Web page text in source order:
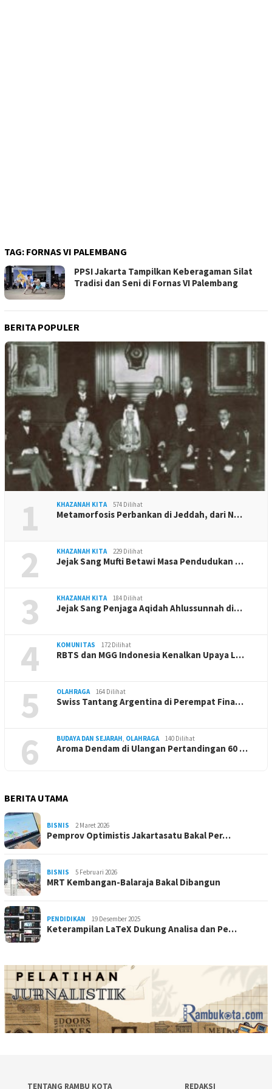
TAG: FORNAS VI PALEMBANG
PPSI Jakarta Tampilkan Keberagaman Silat
Tradisi dan Seni di Fornas VI Palembang
BERITA POPULER
1 KHAZANAH KITA 574 Dilihat
Metamorfosis Perbankan di Jeddah, dari N…
2 KHAZANAH KITA 229 Dilihat
Jejak Sang Mufti Betawi Masa Pendudukan …
3 KHAZANAH KITA 184 Dilihat
Jejak Sang Penjaga Aqidah Ahlussunnah di…
4 KOMUNITAS 172 Dilihat
RBTS dan MGG Indonesia Kenalkan Upaya L…
5 OLAHRAGA 164 Dilihat
Swiss Tantang Argentina di Perempat Fina…
6 BUDAYA DAN SEJARAH, OLAHRAGA 140 Dilihat
Aroma Dendam di Ulangan Pertandingan 60 …
BERITA UTAMA
BISNIS 2 Maret 2026
Pemprov Optimistis Jakartasatu Bakal Per…
BISNIS 5 Februari 2026
MRT Kembangan-Balaraja Bakal Dibangun
PENDIDIKAN 19 Desember 2025
Keterampilan LaTeX Dukung Analisa dan Pe…
TENTANG RAMBU KOTA REDAKSI